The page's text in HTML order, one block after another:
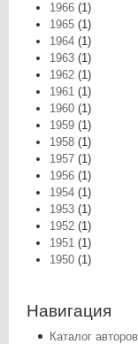
1966 (1)
1965 (1)
1964 (1)
1963 (1)
1962 (1)
1961 (1)
1960 (1)
1959 (1)
1958 (1)
1957 (1)
1956 (1)
1954 (1)
1953 (1)
1952 (1)
1951 (1)
1950 (1)
Навигация
Каталог авторов